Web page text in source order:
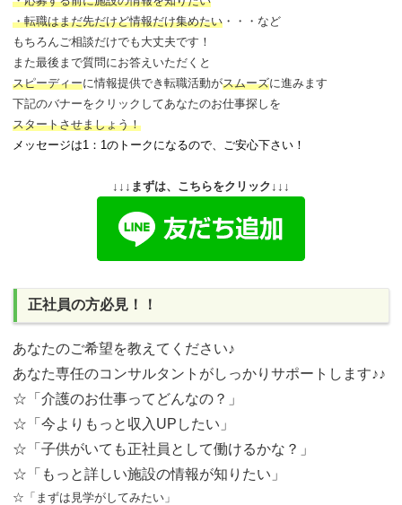
・転職はまだ先だけど情報だけ集めたい ・・・など
もちろんご相談だけでも大丈夫です！
また最後まで質問にお答えいただくと
スピーディーに情報提供でき転職活動がスムーズに進みます
下記のバナーをクリックしてあなたのお仕事探しを
スタートさせましょう！
メッセージは1：1のトークになるので、ご安心下さい！
↓↓↓まずは、こちらをクリック↓↓↓
正社員の方必見！！
あなたのご希望を教えてください♪
あなた専任のコンサルタントがしっかりサポートします♪♪
☆「介護のお仕事ってどんなの？」
☆「今よりもっと収入UPしたい」
☆「子供がいても正社員として働けるかな？」
☆「もっと詳しい施設の情報が知りたい」
☆「まずは見学がしてみたい」